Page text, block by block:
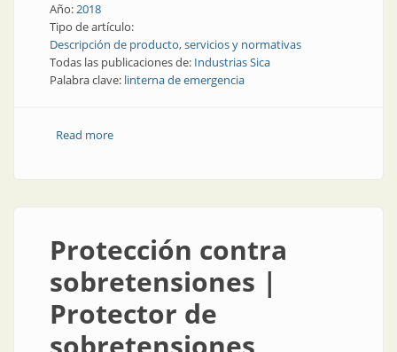
Año:2018
Tipo de artículo:
Descripción de producto, servicios y normativas
Todas las publicaciones de: Industrias Sica
Palabra clave: linterna de emergencia
Read moreabout Producto | Linterna de emergencia
Protección contra
sobretensiones |
Protector de